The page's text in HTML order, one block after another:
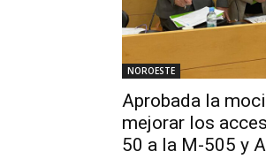
NOROESTE
Aprobada la
mejorar los
50 a la M-505 y